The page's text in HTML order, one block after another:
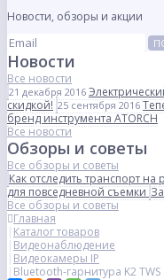
Новости, обзоры и акции
Новости
Все новости
21 декабря 2016
скидкой! 25 сентября 2016
бренд инструмента ATORCH
Все новости
Обзоры и советы
Все обзоры и советы
Как отследить транспорт на
для повседневной съемки
Все обзоры и советы
Главная
Каталог товаров
Видеонаблюдение
Видеокамеры IP
Bluetooth-гарнитура K2